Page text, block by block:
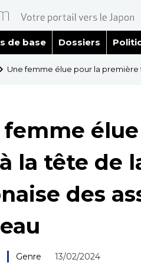
de base Dossiers
Une femme élue pour la première
femme
la tête de
des
Genre 13/02/2024